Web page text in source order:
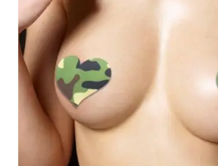
AÑADIR AL